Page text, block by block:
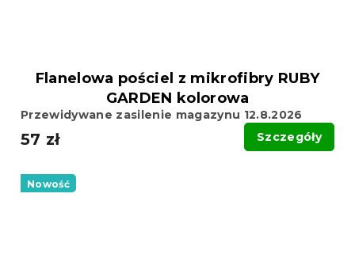
Flanelowa pościel z mikrofibry RUBY
GARDEN kolorowa
Przewidywane zasilenie magazynu 12.8.2026
57 zł Szczegóły
Nowość